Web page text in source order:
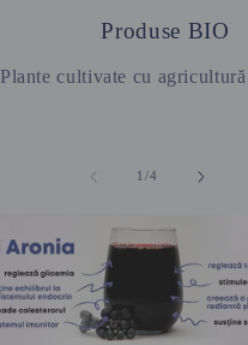
Produse BIO
Plante cultivate cu
1/din
4